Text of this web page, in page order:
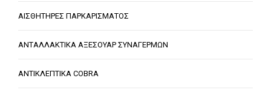
ΑΙΣΘΗΤΗΡΕΣ ΠΑΡΚΑΡΙΣΜΑΤΟΣ
ΑΝΤΑΛΛΑΚΤΙΚΑ ΑΞΕΣΟΥΑΡ ΣΥΝΑΓΕΡΜΩΝ
ΑΝΤΙΚΛΕΠΤΙΚΑ COBRA